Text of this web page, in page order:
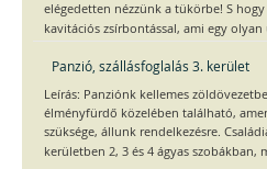
elégedetten nézzünk a tükörbe! S
kavitációs zsírbontással, ami egy
Panzió, szállásfoglalás 3. kerület
Leírás: Panziónk kellemes
élményfürdő közelében található,
szüksége, állunk rendelkezésre.
kerületben 2, 3 és 4 ágyas szobákban,